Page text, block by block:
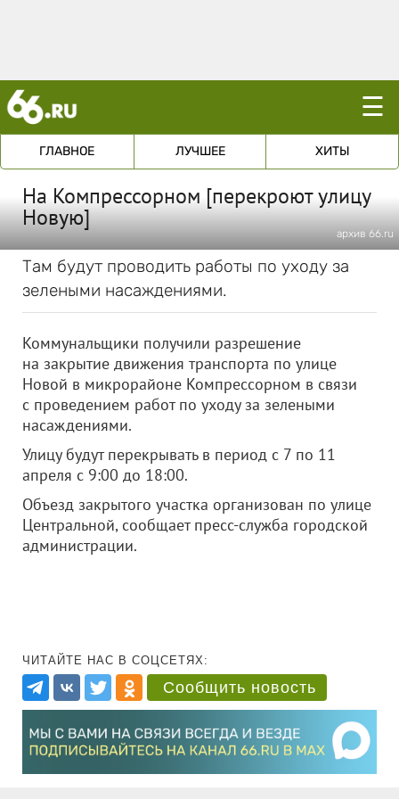
☰
ГЛАВНОЕ ЛУЧШЕЕ ХИТЫ
На Компрессорном [перекроют улицу
Новую]
архив 66.ru
Там будут проводить работы по уходу за
зелеными насаждениями.
Коммунальщики получили разрешение
на закрытие движения транспорта по улице
Новой в микрорайоне Компрессорном в связи
с проведением работ по уходу за зелеными
насаждениями.
Улицу будут перекрывать в период с 7 по 11
апреля с 9:00 до 18:00.
Объезд закрытого участка организован по улице
Центральной, сообщает пресс-служба городской
администрации.
ЧИТАЙТЕ НАС В СОЦСЕТЯХ:
Сообщить новость